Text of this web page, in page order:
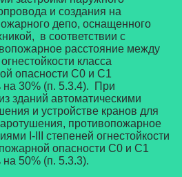
и создания на
депо, оснащенного
в соответствии с
расстояние между
класса
опасности С0 и С1
на 30% (п. 5.3.4). При
зданий автоматическими
и устройстве кранов для
противопожарное
I-III степеней огнестойкости
пожарной опасности С0 и С1
на 50% (п. 5.3.3).